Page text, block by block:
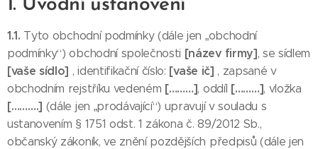
1. Úvodní ustanovení
1.1. Tyto obchodní podmínky (dále jen „obchodní
podmínky“) obchodní společnosti [název firmy], se sídlem
[vaše sídlo] , identifikační číslo: [vaše ič] , zapsané v
obchodním rejstříku vedeném [………], oddíl [………], vložka
[……….] (dále jen „prodávající“) upravují v souladu s
ustanovením § 1751 odst. 1 zákona č. 89/2012 Sb.,
občanský zákoník, ve znění pozdějších předpisů (dále jen